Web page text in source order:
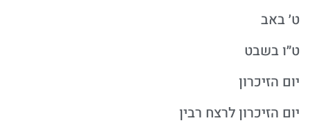
ט׳ באב
ט״ו בשבט
יום הזיכרון
יום הזיכרון לרצח רבין